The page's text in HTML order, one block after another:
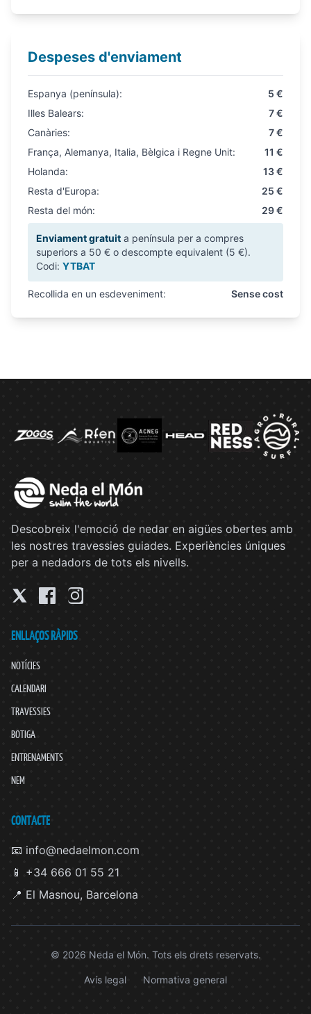
Despeses d'enviament
Espanya (península):
5 €
Illes Balears:
7 €
Canàries:
7 €
França, Alemanya, Italia, Bèlgica i Regne Unit:
11 €
Holanda:
13 €
Resta d'Europa:
25 €
Resta del món:
29 €
Enviament gratuit a península per a compres
superiors a 50 € o descompte equivalent (5 €).
Codi: YTBAT
Recollida en un esdeveniment: Sense cost
Descobreix l'emoció de nedar en aigües obertes amb
les nostres travessies guiades. Experiències úniques
per a nedadors de tots els nivells.
ENLLAÇOS RÀPIDS
NOTÍCIES
CALENDARI
TRAVESSIES
BOTIGA
ENTRENAMENTS
NEM
CONTACTE
📧 info@nedaelmon.com
📱 +34 666 01 55 21
📍 El Masnou, Barcelona
© 2026 Neda el Món. Tots els drets reservats.
Avís legal Normativa general